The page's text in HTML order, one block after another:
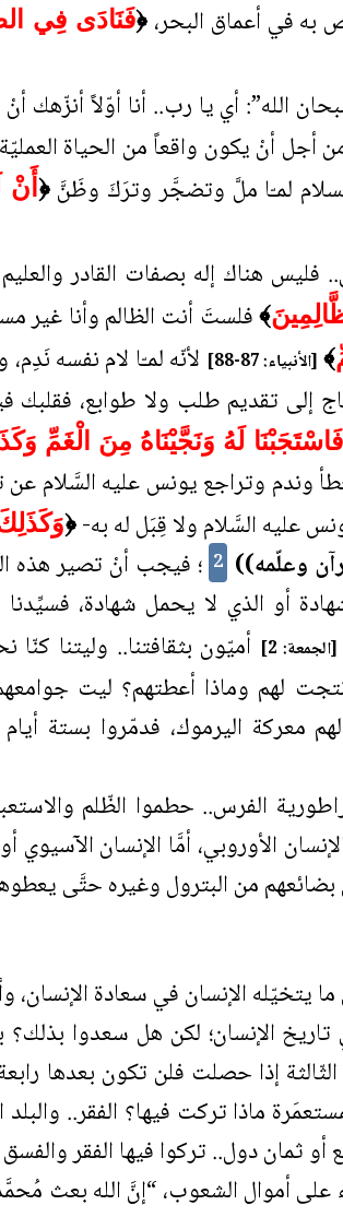
به في أعماق البحر،﴿فَنَادَى فِي
الله”: أي يا رب.. أنا أوّلاً
أجل أنْ يكون واقعاً من الحياة
لمـّا ملَّ وتضجَّر وترَكَ وظَنَّ﴿
فليس هناك إله بصفات القادر
﴾فلستَ أنت الظالم وأنا غير
﴾ [الأنبياء: 87-88]
لأنّه لمـّا لام نفسه
إلى تقديم طلب ولا طوابع،
فَاسْتَجَبْنَا لَهُ وَنَجَّيْنَاهُ مِنَ الْغَمِّ
وندم وتراجع يونس عليه السَّلام
عليه السَّلام ولا قِبَل له به- ﴿
وعلّمه)) 2 ؛ فيجب أنْ تصير هذه
أو الذي لا يحمل شهادة،
[الجمعة: 2]
أميّون بثقافتنا.. وليتنا كنّا
لهم وماذا أعطتهم؟ ليت
معركة اليرموك، فدمّروا بستة
الفرس.. حطموا الظّلم
الأوروبي، أمَّا الإنسان الآسيوي
من البترول وغيره حتَّى
يتخيّله الإنسان في سعادة الإنسان،
الإنسان؛ لكن هل سعدوا بذلك؟
إذا حصلت فلن تكون بعدها
ماذا تركت فيها؟ الفقر..
ثمان دول.. تركوا فيها الفقر
على أموال الشعوب، “إنَّ الله بعث